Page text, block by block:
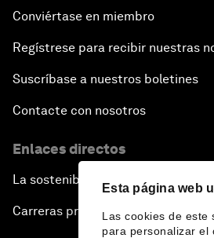
Esta página web
Las cookies de este
para personalizar el
Conviértase en miembro
Regístrese para recibir nuestras
Suscríbase a nuestros boletines
Contacte con nosotros
Enlaces directos
La sostenibilidad en el Foro
Carreras profesionales